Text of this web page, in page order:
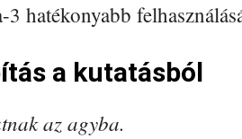
hatékonyabb
a kutatásból
az agyba.